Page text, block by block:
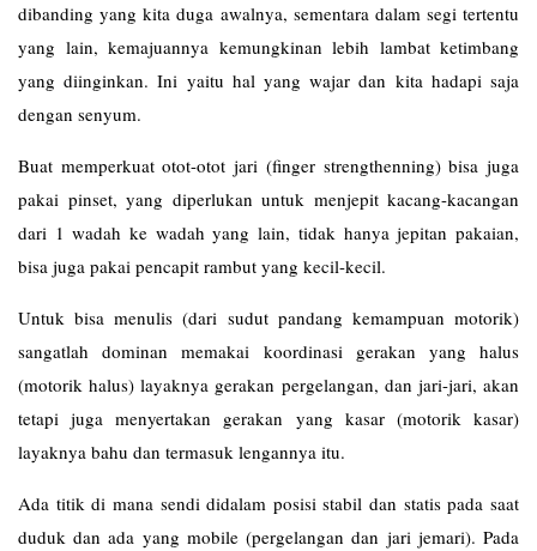
dibanding yang kita duga awalnya, sementara dalam segi tertentu
yang lain, kemajuannya kemungkinan lebih lambat ketimbang
yang diinginkan. Ini yaitu hal yang wajar dan kita hadapi saja
dengan senyum.
Buat memperkuat otot-otot jari (finger strengthenning) bisa juga
pakai pinset, yang diperlukan untuk menjepit kacang-kacangan
dari 1 wadah ke wadah yang lain, tidak hanya jepitan pakaian,
bisa juga pakai pencapit rambut yang kecil-kecil.
Untuk bisa menulis (dari sudut pandang kemampuan motorik)
sangatlah dominan memakai koordinasi gerakan yang halus
(motorik halus) layaknya gerakan pergelangan, dan jari-jari, akan
tetapi juga menyertakan gerakan yang kasar (motorik kasar)
layaknya bahu dan termasuk lengannya itu.
Ada titik di mana sendi didalam posisi stabil dan statis pada saat
duduk dan ada yang mobile (pergelangan dan jari jemari). Pada